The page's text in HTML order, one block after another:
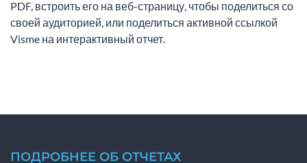
PDF, встроить его на веб-страницу, чтобы поделиться со
своей аудиторией, или поделиться активной ссылкой
Visme на интерактивный отчет.
ПОДРОБНЕЕ ОБ ОТЧЕТАХ